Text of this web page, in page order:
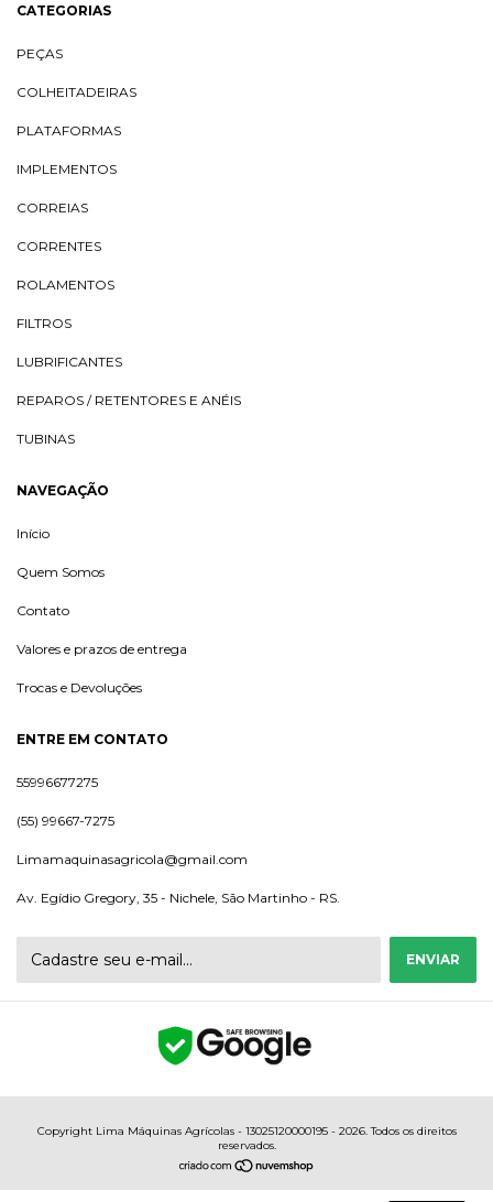
CATEGORIAS
PEÇAS
COLHEITADEIRAS
PLATAFORMAS
IMPLEMENTOS
CORREIAS
CORRENTES
ROLAMENTOS
FILTROS
LUBRIFICANTES
REPAROS / RETENTORES E ANÉIS
TUBINAS
NAVEGAÇÃO
Início
Quem Somos
Contato
Valores e prazos de entrega
Trocas e Devoluções
ENTRE EM CONTATO
55996677275
(55) 99667-7275
Limamaquinasagricola@gmail.com
Av. Egídio Gregory, 35 - Nichele, São Martinho - RS.
Copyright Lima Máquinas Agrícolas - 13025120000195 - 2026. Todos os direitos
reservados.